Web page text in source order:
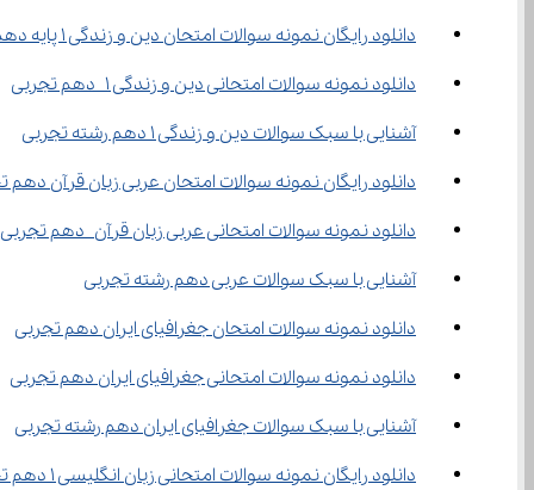
دانلود رایگان نمونه سوالات امتحان دین و زندگی 1 پایه دهم تجربی
دانلود نمونه سوالات امتحانی دین و زندگی 1 دهم تجربی
آشنایی با سبک سوالات دین و زندگی ۱ دهم رشته تجربی
دانلود رایگان نمونه سوالات امتحان عربی زبان قرآن دهم
دانلود نمونه سوالات امتحانی عربی زبان قرآن دهم تجربی
آشنایی با سبک سوالات عربی دهم رشته تجربی
دانلود نمونه سوالات امتحان جغرافیای ایران دهم تجربی
دانلود نمونه سوالات امتحانی جغرافیای ایران دهم تجربی
آشنایی با سبک سوالات جغرافیای ایران دهم رشته تجربی
دانلود رایگان نمونه سوالات امتحانی زبان انگلیسی 1 دهم تجربی